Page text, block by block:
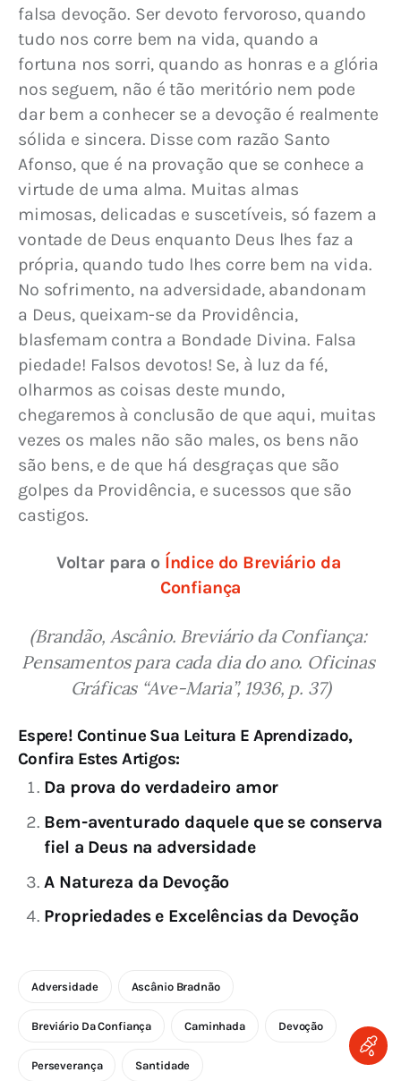
falsa devoção. Ser devoto fervoroso, quando
tudo nos corre bem na vida, quando a
fortuna nos sorri, quando as honras e a glória
nos seguem, não é tão meritório nem pode
dar bem a conhecer se a devoção é realmente
sólida e sincera. Disse com razão Santo
Afonso, que é na provação que se conhece a
virtude de uma alma. Muitas almas
mimosas, delicadas e suscetíveis, só fazem a
vontade de Deus enquanto Deus lhes faz a
própria, quando tudo lhes corre bem na vida.
No sofrimento, na adversidade, abandonam
a Deus, queixam-se da Providência,
blasfemam contra a Bondade Divina. Falsa
piedade! Falsos devotos! Se, à luz da fé,
olharmos as coisas deste mundo,
chegaremos à conclusão de que aqui, muitas
vezes os males não são males, os bens não
são bens, e de que há desgraças que são
golpes da Providência, e sucessos que são
castigos.
Voltar para o Índice do Breviário da
Confiança
(Brandão, Ascânio. Breviário da Confiança:
Pensamentos para cada dia do ano. Oficinas
Gráficas “Ave-Maria”, 1936, p. 37)
Espere! Continue Sua Leitura E Aprendizado,
Confira Estes Artigos:
Da prova do verdadeiro amor
Bem-aventurado daquele que se conserva
fiel a Deus na adversidade
A Natureza da Devoção
Propriedades e Excelências da Devoção
Adversidade Ascânio Bradnão
Breviário Da Confiança Caminhada Devoção
Perseverança Santidade